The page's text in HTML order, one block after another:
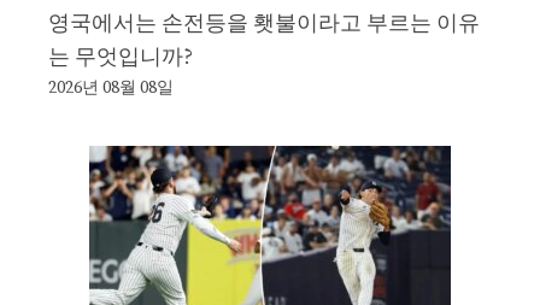
영국에서는 손전등을 횃불이라고 부르는 이유
는 무엇입니까?
2026년 08월 08일